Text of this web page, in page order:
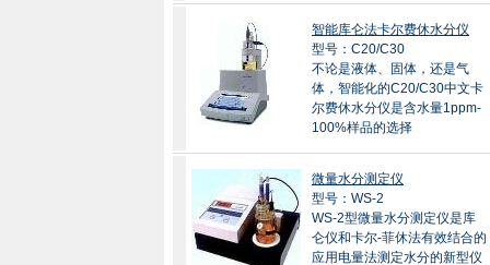
智能库仑法卡尔费休水分仪
型号：C20/C30
不论是液体、固体，还是气
体，智能化的C20/C30中文卡
尔费休水分仪是含水量1ppm-
100%样品的选择
微量水分测定仪
型号：WS-2
WS-2型微量水分测定仪是库
仑仪和卡尔-菲休法有效结合的
应用电量法测定水分的新型仪